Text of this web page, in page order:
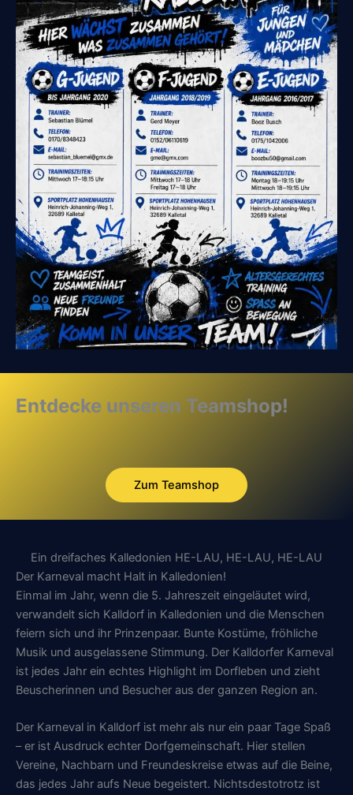
Entdecke unseren Teamshop!
Zum Teamshop
Ein dreifaches Kalledonien HE-LAU, HE-LAU, HE-LAU
Der Karneval macht Halt in Kalledonien!
Einmal im Jahr, wenn die 5. Jahreszeit eingeläutet wird,
verwandelt sich Kalldorf in Kalledonien und die Menschen
feiern sich und ihr Prinzenpaar. Bunte Kostüme, fröhliche
Musik und ausgelassene Stimmung. Der Kalldorfer Karneval
ist jedes Jahr ein echtes Highlight im Dorfleben und zieht
Beuscherinnen und Besucher aus der ganzen Region an.
Der Karneval in Kalldorf ist mehr als nur ein paar Tage Spaß
– er ist Ausdruck echter Dorfgemeinschaft. Hier stellen
Vereine, Nachbarn und Freundeskreise etwas auf die Beine,
das jedes Jahr aufs Neue begeistert. Nichtsdestotrotz ist